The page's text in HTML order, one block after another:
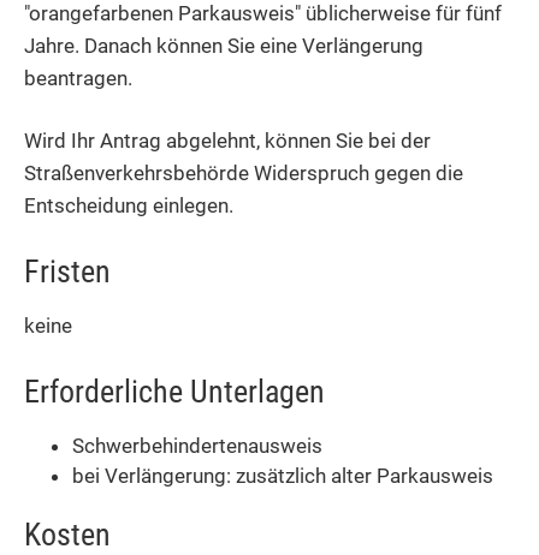
"orangefarbenen Parkausweis" üblicherweise für fünf
Jahre. Danach können Sie eine Verlängerung
beantragen.
Wird Ihr Antrag abgelehnt, können Sie bei der
Straßenverkehrsbehörde Widerspruch gegen die
Entscheidung einlegen.
Fristen
keine
Erforderliche Unterlagen
Schwerbehindertenausweis
bei Verlängerung: zusätzlich alter Parkausweis
Kosten